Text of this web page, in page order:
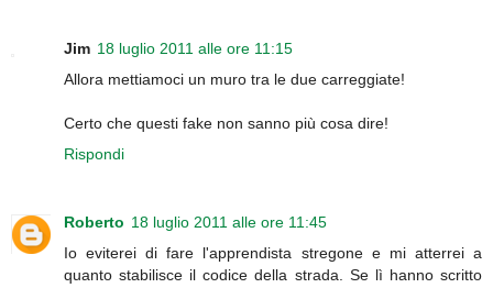
Jim 18 luglio 2011 alle ore 11:15
Allora mettiamoci un muro tra le due carreggiate!
Certo che questi fake non sanno più cosa dire!
Rispondi
Roberto 18 luglio 2011 alle ore 11:45
Io eviterei di fare l'apprendista stregone e mi atterrei a
quanto stabilisce il codice della strada. Se lì hanno scritto